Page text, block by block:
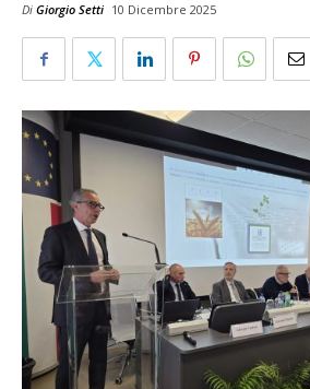
Di Giorgio Setti 10 Dicembre 2025